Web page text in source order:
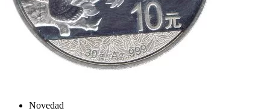
Novedad